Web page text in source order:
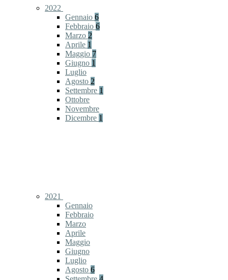
2022
Gennaio 6
Febbraio 6
Marzo 2
Aprile 1
Maggio 7
Giugno 1
Luglio
Agosto 2
Settembre 1
Ottobre
Novembre
Dicembre 1
2021
Gennaio
Febbraio
Marzo
Aprile
Maggio
Giugno
Luglio
Agosto 6